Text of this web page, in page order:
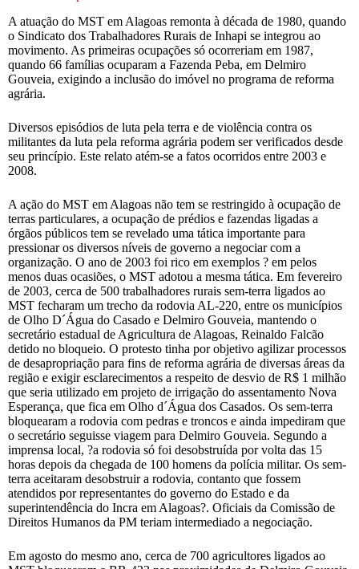
A atuação do MST em Alagoas remonta à década de 1980, quando
o Sindicato dos Trabalhadores Rurais de Inhapi se integrou ao
movimento. As primeiras ocupações só ocorreriam em 1987,
quando 66 famílias ocuparam a Fazenda Peba, em Delmiro
Gouveia, exigindo a inclusão do imóvel no programa de reforma
agrária.
Diversos episódios de luta pela terra e de violência contra os
militantes da luta pela reforma agrária podem ser verificados desde
seu princípio. Este relato atém-se a fatos ocorridos entre 2003 e
2008.
A ação do MST em Alagoas não tem se restringido à ocupação de
terras particulares, a ocupação de prédios e fazendas ligadas a
órgãos públicos tem se revelado uma tática importante para
pressionar os diversos níveis de governo a negociar com a
organização. O ano de 2003 foi rico em exemplos ? em pelos
menos duas ocasiões, o MST adotou a mesma tática. Em fevereiro
de 2003, cerca de 500 trabalhadores rurais sem-terra ligados ao
MST fecharam um trecho da rodovia AL-220, entre os municípios
de Olho D´Água do Casado e Delmiro Gouveia, mantendo o
secretário estadual de Agricultura de Alagoas, Reinaldo Falcão
detido no bloqueio. O protesto tinha por objetivo agilizar processos
de desapropriação para fins de reforma agrária de diversas áreas da
região e exigir esclarecimentos a respeito de desvio de R$ 1 milhão
que seria utilizado em projeto de irrigação do assentamento Nova
Esperança, que fica em Olho d´Água dos Casados. Os sem-terra
bloquearam a rodovia com pedras e troncos e ainda impediram que
o secretário seguisse viagem para Delmiro Gouveia. Segundo a
imprensa local, ?a rodovia só foi desobstruída por volta das 15
horas depois da chegada de 100 homens da polícia militar. Os sem-
terra aceitaram desobstruir a rodovia, contanto que fossem
atendidos por representantes do governo do Estado e da
superintendência do Incra em Alagoas?. Oficiais da Comissão de
Direitos Humanos da PM teriam intermediado a negociação.
Em agosto do mesmo ano, cerca de 700 agricultores ligados ao